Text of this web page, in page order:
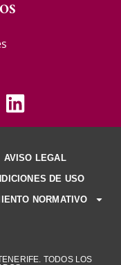
AVISO LEGAL
DE USO
NORMATIVO
TODOS LOS